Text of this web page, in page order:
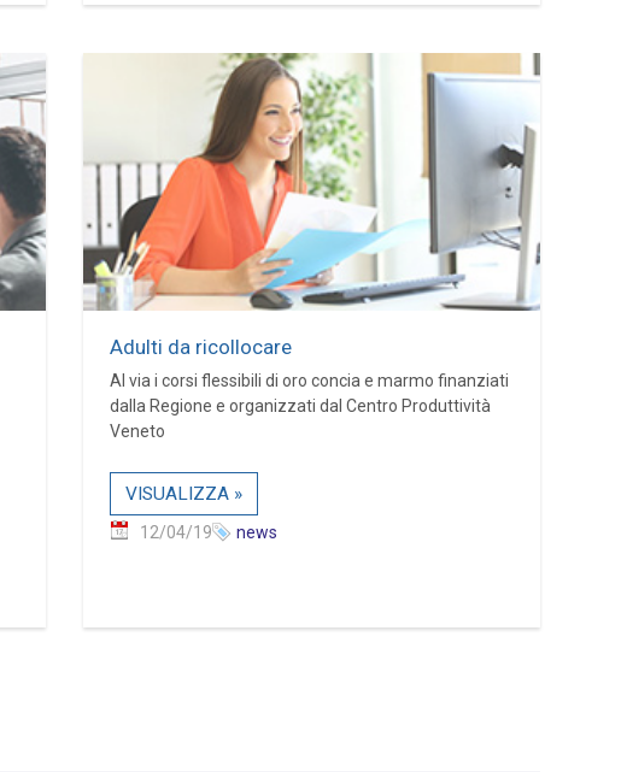
Adulti da ricollocare
Al via i corsi flessibili di oro concia e marmo finanziati
dalla Regione e organizzati dal Centro Produttività
Veneto
VISUALIZZA »
12/04/19 news